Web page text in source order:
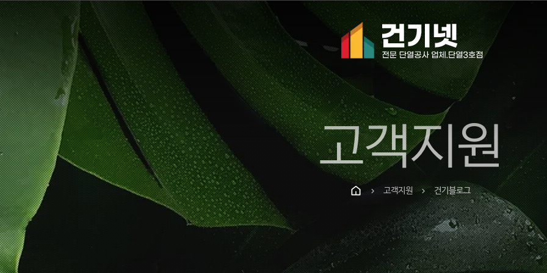
고객지원
chevron_right 고객지원 chevron_right 건기블로그